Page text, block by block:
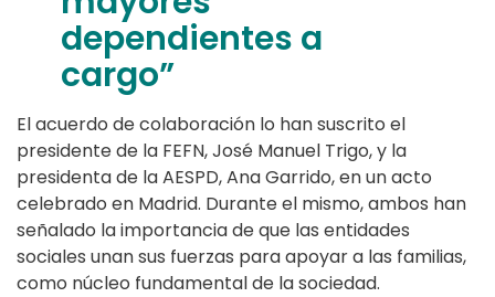
dependientes a
cargo”
El acuerdo de colaboración lo han suscrito el
presidente de la FEFN, José Manuel Trigo, y la
presidenta de la AESPD, Ana Garrido, en un acto
celebrado en Madrid. Durante el mismo, ambos han
señalado la importancia de que las entidades
sociales unan sus fuerzas para apoyar a las familias,
como núcleo fundamental de la sociedad.